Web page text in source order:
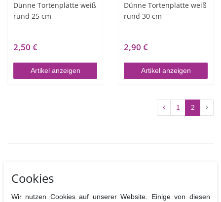
Dünne Tortenplatte weiß
rund 25 cm
2,50 €
Artikel anzeigen
Dünne Tortenplatte weiß
rund 30 cm
2,90 €
Artikel anzeigen
1 2
TORTEN-KRAM
Cookies
Wir nutzen Cookies auf unserer Website. Einige von diesen